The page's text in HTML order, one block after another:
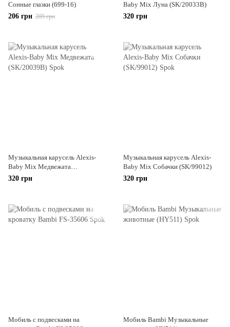
Сонные глазки (699-16)
206 грн 209 грн
Baby Mix Луна (SK/20033B)
320 грн
Музыкальная карусель Alexis-
Baby Mix Медвежата
(SK/20039B)
320 грн
Музыкальная карусель Alexis-
Baby Mix Собачки (SK/99012)
320 грн
Мобиль с подвесками на
Мобиль Bambi Музыкальные